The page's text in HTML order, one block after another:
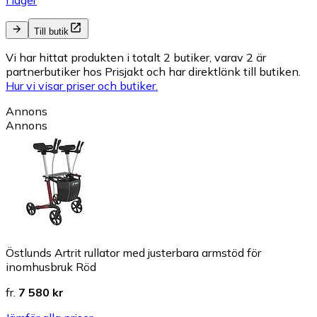
Till butik
Vi har hittat produkten i totalt 2 butiker, varav 2 är
partnerbutiker hos Prisjakt och har direktlänk till butiken.
Hur vi visar priser och butiker.
Annons
Annons
Östlunds Artrit rullator med justerbara armstöd för
inomhusbruk Röd
fr. 7 580 kr